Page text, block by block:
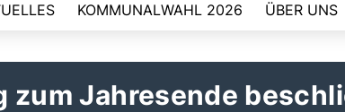
KOMMUNALWAHL 2026 ÜBER UNS
Jahresende